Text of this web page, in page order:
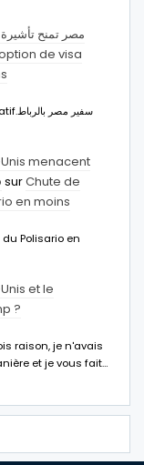
مصر تمنح
de visa
menacent
surChute de
en moins
Polisario en
et le
?
raison, je n'avais
et je vous fait…